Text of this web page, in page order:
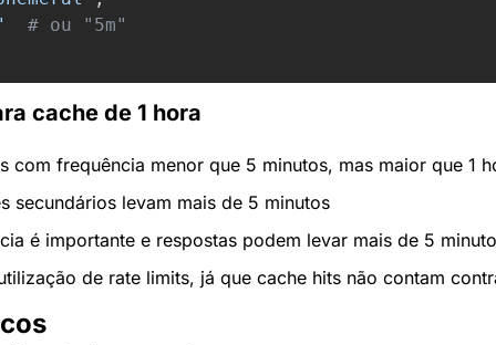
cache de 1 hora
com frequência menor que 5 minutos, mas maior que 1
secundários levam mais de 5 minutos
é importante e respostas podem levar mais de 5
de rate limits, já que cache hits não contam